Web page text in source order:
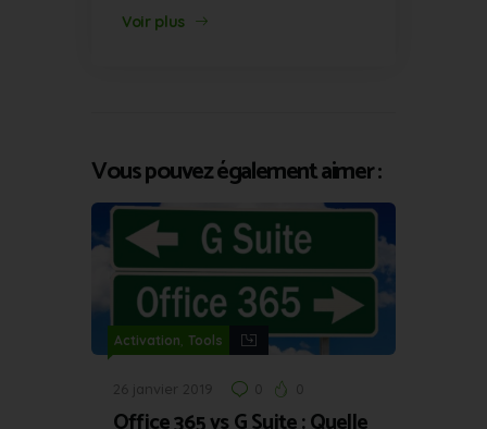
Voir plus
Vous pouvez également aimer :
Activation, Tools
26 janvier 2019 0 0